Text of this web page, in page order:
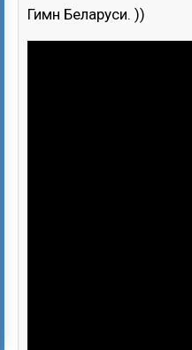
Гимн Беларуси. ))